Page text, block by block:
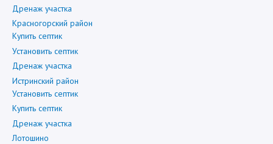
Дренаж участка
Красногорский район
Купить септик
Установить септик
Дренаж участка
Истринский район
Установить септик
Купить септик
Дренаж участка
Лотошино